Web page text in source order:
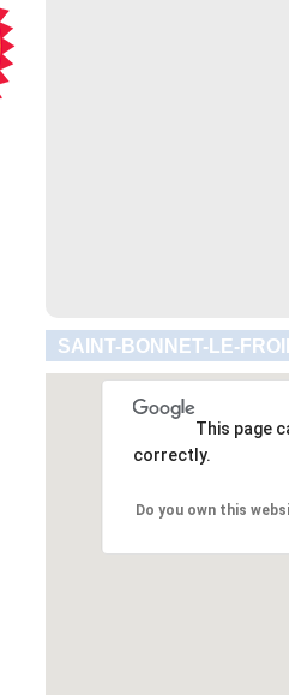
SAINT-BONNET-LE-
This page
correctly.
Do you own this